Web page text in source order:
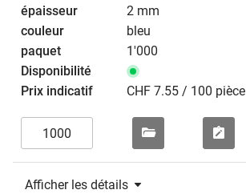
2 mm
bleu
1'000
CHF 7.55 / 100 pièce
Afficher les détails